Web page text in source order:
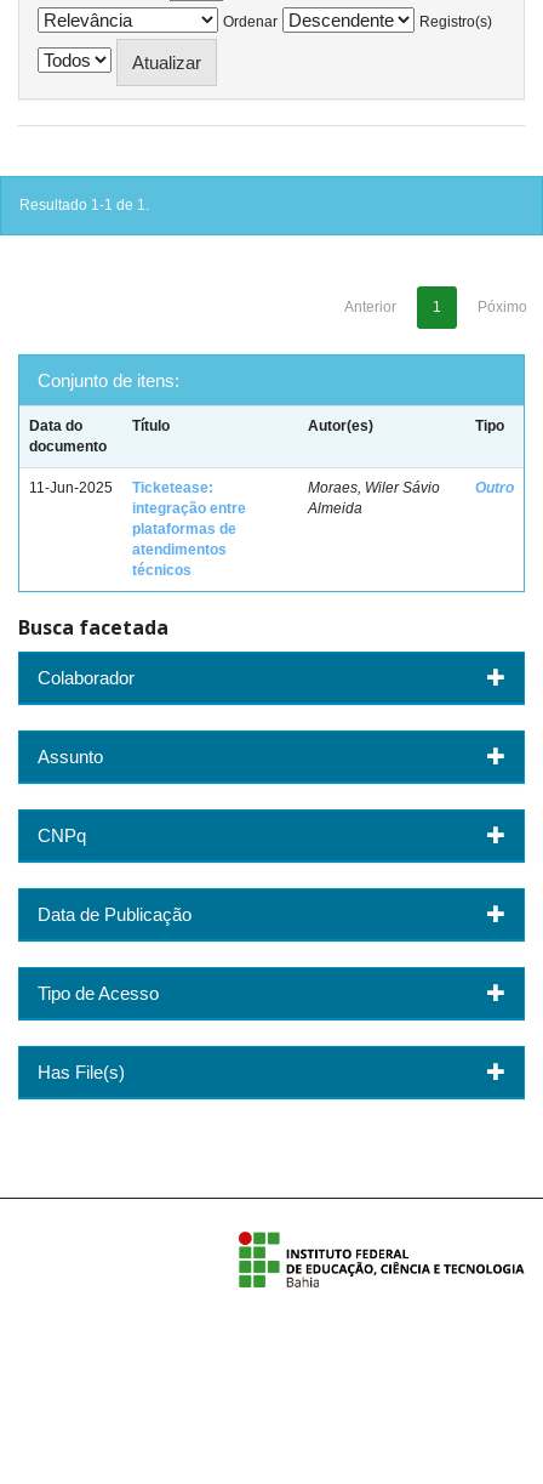
Ordenar
Registro(s)
Resultado 1-1 de 1.
Anterior 1 Póximo
Conjunto de itens:
Data do
documento
Título Autor(es) Tipo
11-Jun-2025
Ticketease:
integração entre
plataformas de
atendimentos
técnicos
Moraes, Wiler Sávio
Almeida
Outro
Busca facetada
Colaborador
Assunto
CNPq
Data de Publicação
Tipo de Acesso
Has File(s)